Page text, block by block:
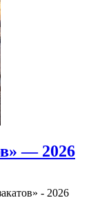
— 2026
- 2026